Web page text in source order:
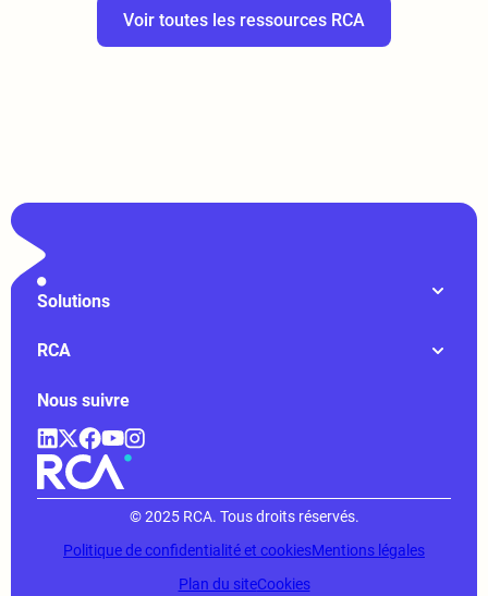
Voir toutes les ressources RCA
Solutions
RCA
Nous suivre
© 2025 RCA. Tous droits réservés.
Politique de confidentialité et cookiesMentions légales
Plan du siteCookies